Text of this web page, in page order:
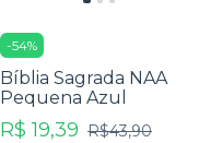
-54%
Bíblia Sagrada NAA
Pequena Azul
R$ 19,39 R$43,90